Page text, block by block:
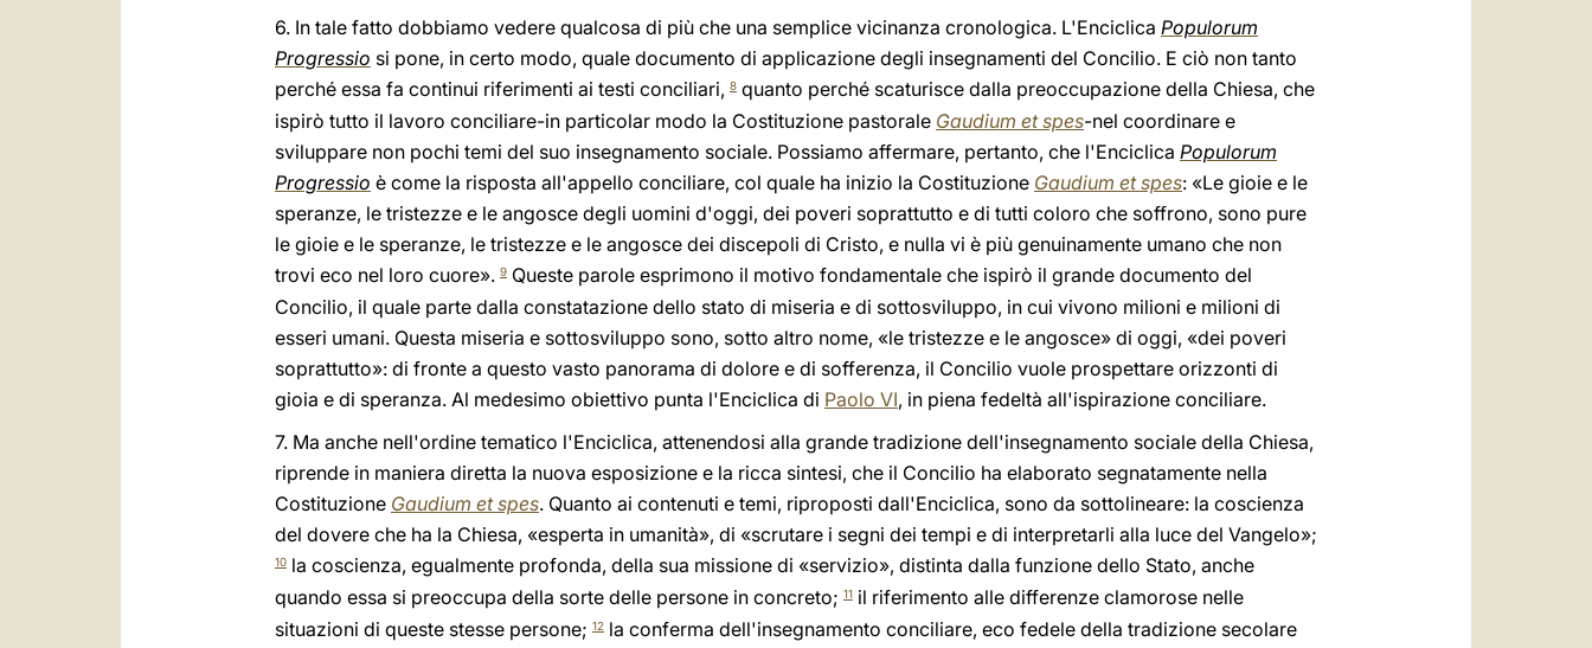
6. In tale fatto dobbiamo vedere qualcosa di più che una semplice vicinanza cronologica. L'Enciclica Populorum
Progressio si pone, in certo modo, quale documento di applicazione degli insegnamenti del Concilio. E ciò non tanto
perché essa fa continui riferimenti ai testi conciliari, 8 quanto perché scaturisce dalla preoccupazione della Chiesa, che
ispirò tutto il lavoro conciliare-in particolar modo la Costituzione pastorale Gaudium et spes-nel coordinare e
sviluppare non pochi temi del suo insegnamento sociale. Possiamo affermare, pertanto, che l'Enciclica Populorum
Progressio è come la risposta all'appello conciliare, col quale ha inizio la Costituzione Gaudium et spes: «Le gioie e le
speranze, le tristezze e le angosce degli uomini d'oggi, dei poveri soprattutto e di tutti coloro che soffrono, sono pure
le gioie e le speranze, le tristezze e le angosce dei discepoli di Cristo, e nulla vi è più genuinamente umano che non
trovi eco nel loro cuore». 9 Queste parole esprimono il motivo fondamentale che ispirò il grande documento del
Concilio, il quale parte dalla constatazione dello stato di miseria e di sottosviluppo, in cui vivono milioni e milioni di
esseri umani. Questa miseria e sottosviluppo sono, sotto altro nome, «le tristezze e le angosce» di oggi, «dei poveri
soprattutto»: di fronte a questo vasto panorama di dolore e di sofferenza, il Concilio vuole prospettare orizzonti di
gioia e di speranza. Al medesimo obiettivo punta l'Enciclica di Paolo VI, in piena fedeltà all'ispirazione conciliare.
7. Ma anche nell'ordine tematico l'Enciclica, attenendosi alla grande tradizione dell'insegnamento sociale della Chiesa,
riprende in maniera diretta la nuova esposizione e la ricca sintesi, che il Concilio ha elaborato segnatamente nella
Costituzione Gaudium et spes. Quanto ai contenuti e temi, riproposti dall'Enciclica, sono da sottolineare: la coscienza
del dovere che ha la Chiesa, «esperta in umanità», di «scrutare i segni dei tempi e di interpretarli alla luce del Vangelo»;
10 la coscienza, egualmente profonda, della sua missione di «servizio», distinta dalla funzione dello Stato, anche
quando essa si preoccupa della sorte delle persone in concreto; 11 il riferimento alle differenze clamorose nelle
situazioni di queste stesse persone; 12 la conferma dell'insegnamento conciliare, eco fedele della tradizione secolare